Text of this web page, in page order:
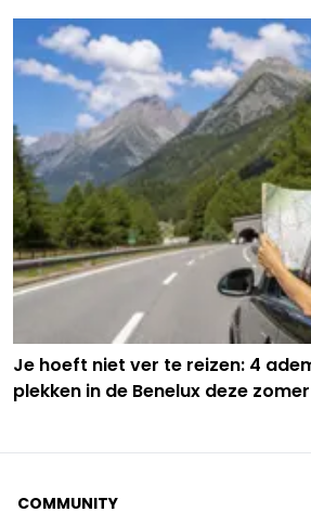
Je hoeft niet ver te reizen: 4
plekken in de Benelux deze zomer
COMMUNITY